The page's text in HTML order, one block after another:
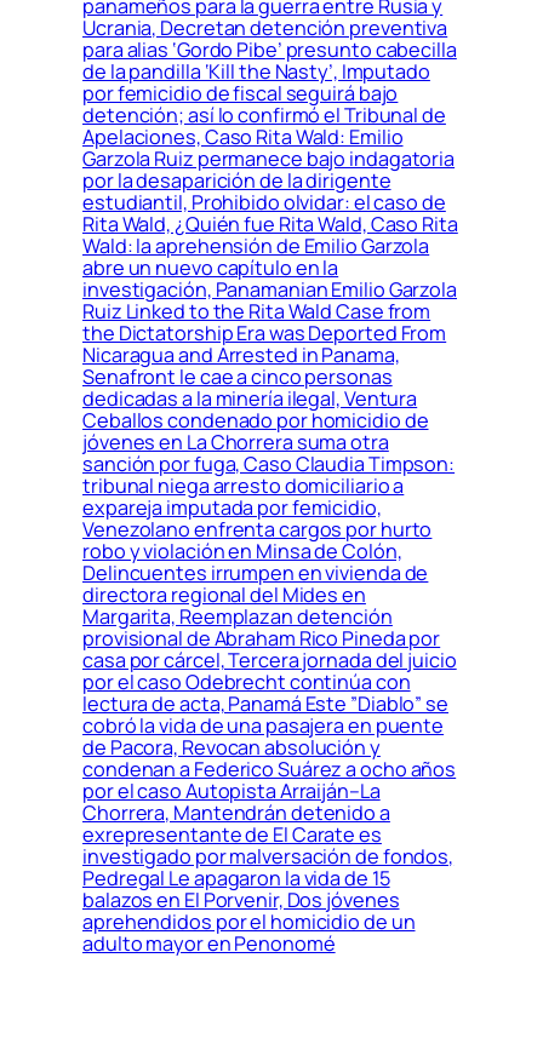
panameños para la guerra entre Rusia y
Ucrania, Decretan detención preventiva
para alias ‘Gordo Pibe’ presunto cabecilla
de la pandilla ‘Kill the Nasty’, Imputado
por femicidio de fiscal seguirá bajo
detención; así lo confirmó el Tribunal de
Apelaciones, Caso Rita Wald: Emilio
Garzola Ruiz permanece bajo indagatoria
por la desaparición de la dirigente
estudiantil, Prohibido olvidar: el caso de
Rita Wald, ¿Quién fue Rita Wald, Caso Rita
Wald: la aprehensión de Emilio Garzola
abre un nuevo capítulo en la
investigación, Panamanian Emilio Garzola
Ruiz Linked to the Rita Wald Case from
the Dictatorship Era was Deported From
Nicaragua and Arrested in Panama,
Senafront le cae a cinco personas
dedicadas a la minería ilegal, Ventura
Ceballos condenado por homicidio de
jóvenes en La Chorrera suma otra
sanción por fuga, Caso Claudia Timpson:
tribunal niega arresto domiciliario a
expareja imputada por femicidio,
Venezolano enfrenta cargos por hurto
robo y violación en Minsa de Colón,
Delincuentes irrumpen en vivienda de
directora regional del Mides en
Margarita, Reemplazan detención
provisional de Abraham Rico Pineda por
casa por cárcel, Tercera jornada del juicio
por el caso Odebrecht continúa con
lectura de acta, Panamá Este ”Diablo” se
cobró la vida de una pasajera en puente
de Pacora, Revocan absolución y
condenan a Federico Suárez a ocho años
por el caso Autopista Arraiján–La
Chorrera, Mantendrán detenido a
exrepresentante de El Carate es
investigado por malversación de fondos,
Pedregal Le apagaron la vida de 15
balazos en El Porvenir, Dos jóvenes
aprehendidos por el homicidio de un
adulto mayor en Penonomé